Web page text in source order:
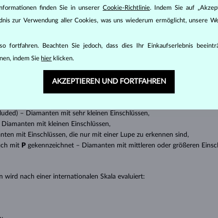
zunächst die grundsätzlichen Parameter bewertet - die
wesentlichen Einfluss auf den Preis eines Diamanten.
seinen strahlenden Glanz. Der beliebteste Schliff ein Rundschliff,
gebracht werden kann, z.B. Marquise, Baguette, Herz, Tropfen,
“Einschlüsse” oder innerer Unreinheiten eines Diamanten
– Diamanten mit sehr kleinen Einschlüssen,
mit kleinen Einschlüssen,
mit Einschlüssen, die nur mit einer Lupe zu erkennen sind,
mit P gekennzeichnet – Diamanten mit mittleren oder größeren
wird nach einer internationalen Skala evaluiert:
finden Sie in unsererCookie-Richtlinie. Indem Sie auf
zur Verwendung aller Cookies, was uns wiederum ermöglicht, unsere
fortfahren. Beachten Sie jedoch, dass dies Ihr Einkaufserlebnis
indem Sie hier klicken.
AKZEPTIEREN UND FORTFAHREN